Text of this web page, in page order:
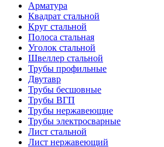
Арматура
Квадрат стальной
Круг стальной
Полоса стальная
Уголок стальной
Швеллер стальной
Трубы профильные
Двутавр
Трубы бесшовные
Трубы ВГП
Трубы нержавеющие
Трубы электросварные
Лист стальной
Лист нержавеющий